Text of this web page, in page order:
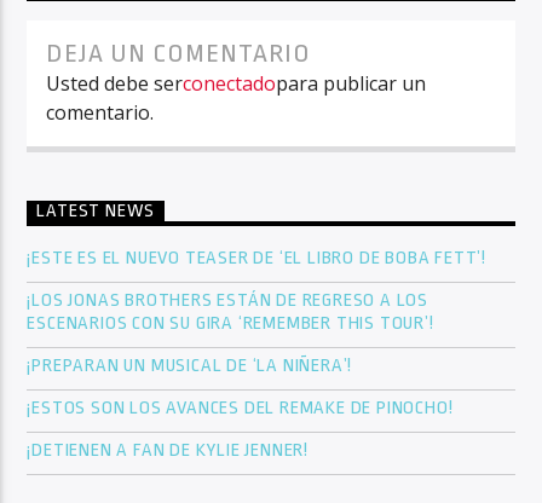
DEJA UN COMENTARIO
Usted debe serconectadopara publicar un
comentario.
LATEST NEWS
¡ESTE ES EL NUEVO TEASER DE ‘EL LIBRO DE BOBA FETT’!
¡LOS JONAS BROTHERS ESTÁN DE REGRESO A LOS
ESCENARIOS CON SU GIRA ‘REMEMBER THIS TOUR’!
¡PREPARAN UN MUSICAL DE ‘LA NIÑERA’!
¡ESTOS SON LOS AVANCES DEL REMAKE DE PINOCHO!
¡DETIENEN A FAN DE KYLIE JENNER!